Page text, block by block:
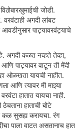
जोडी.
वरवंटाही अगदी लांबट
आवडीनुसार पाट्यावरवंट्याचे
अगदी कळत नव्हते तेव्हा,
पाट्यावर वाटून ती मेंदी
ओळखता यायची नाहीत.
आणि त्यावर मी माझ्या
हातात यायचा नाही.
हाताची बोटे
कळ सुसह्य करायचा. रंग
पाला वाटत असतानाच हात